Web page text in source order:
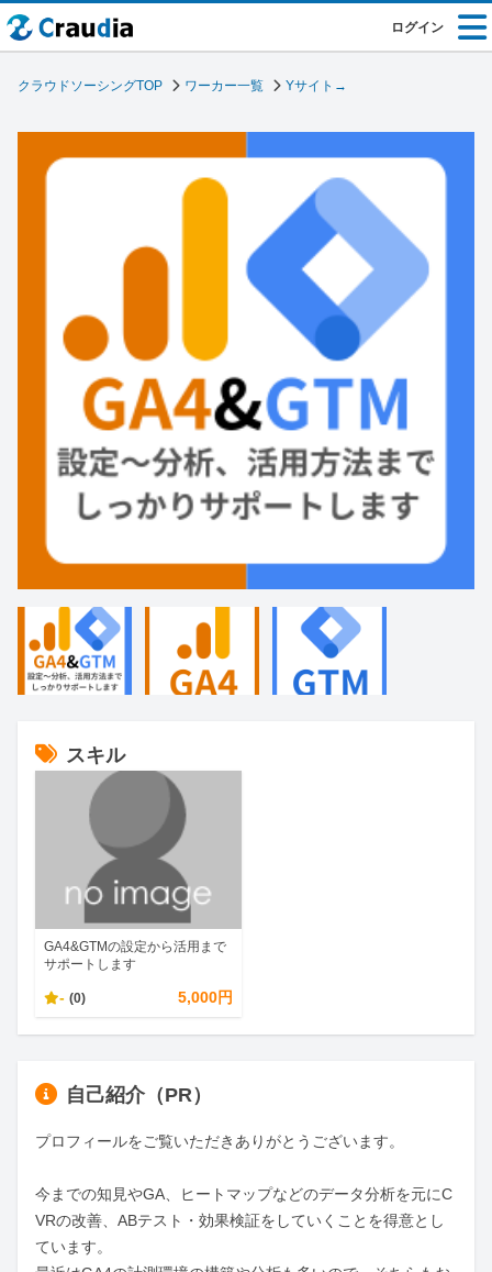
ログイン
クラウドソーシングTOP ワーカー一覧 Yサイト→
スキル
GA4&GTMの設定から活用まで
サポートします
- (0) 5,000円
自己紹介（PR）
プロフィールをご覧いただきありがとうございます。
今までの知見やGA、ヒートマップなどのデータ分析を元にC
VRの改善、ABテスト・効果検証をしていくことを得意とし
ています。